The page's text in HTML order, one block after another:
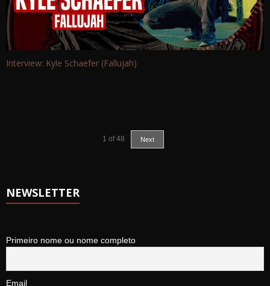
Interview: Kyle Schaefer (Fallujah)
1 of 48 Next
NEWSLETTER
Primeiro nome ou nome completo
Email